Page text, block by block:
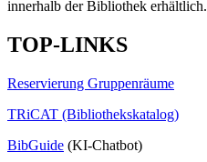
innerhalb der Bibliothek erhältlich.
TOP-LINKS
Reservierung Gruppenräume
TRiCAT (Bibliothekskatalog)
BibGuide (KI-Chatbot)